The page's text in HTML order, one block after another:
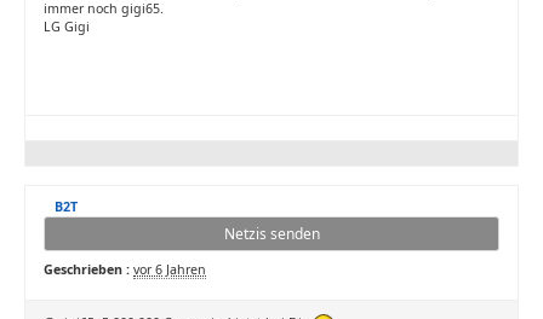
immer noch gigi65.
LG Gigi
B2T
Netzis senden
Geschrieben : vor 6 Jahren